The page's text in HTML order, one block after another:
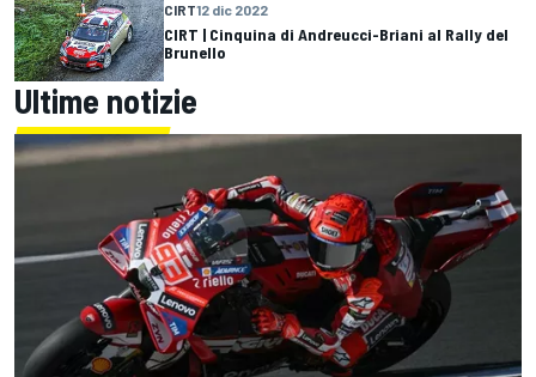
CIRT12 dic 2022
CIRT | Cinquina di Andreucci-Briani al Rally del
Brunello
Ultime notizie